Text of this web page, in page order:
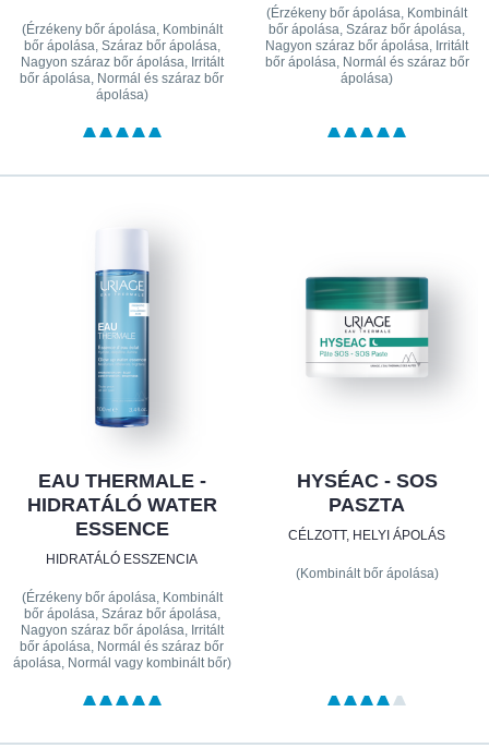
(Érzékeny bőr ápolása, Kombinált
bőr ápolása, Száraz bőr ápolása,
Nagyon száraz bőr ápolása, Irritált
bőr ápolása, Normál és száraz bőr
ápolása)
(Érzékeny bőr ápolása, Kombinált
bőr ápolása, Száraz bőr ápolása,
Nagyon száraz bőr ápolása, Irritált
bőr ápolása, Normál és száraz bőr
ápolása)
EAU THERMALE -
HIDRATÁLÓ WATER
ESSENCE
HIDRATÁLÓ ESSZENCIA
(Érzékeny bőr ápolása, Kombinált
bőr ápolása, Száraz bőr ápolása,
Nagyon száraz bőr ápolása, Irritált
bőr ápolása, Normál és száraz bőr
ápolása, Normál vagy kombinált bőr)
HYSÉAC - SOS
PASZTA
CÉLZOTT, HELYI ÁPOLÁS
(Kombinált bőr ápolása)